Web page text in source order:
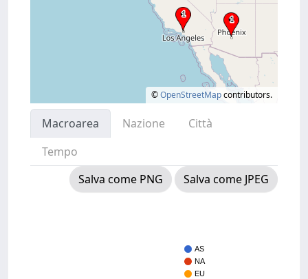
©OpenStreetMapcontributors.
Macroarea Nazione
Città
Tempo
Salva come PNG
Salva come JPEG
AS
NA
EU